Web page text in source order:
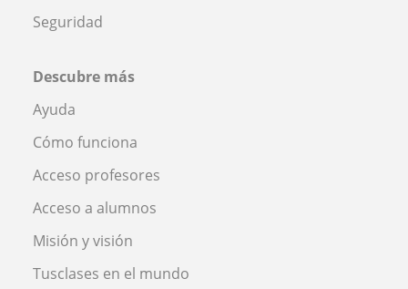
Seguridad
Descubre más
Ayuda
Cómo funciona
Acceso profesores
Acceso a alumnos
Misión y visión
Tusclases en el mundo